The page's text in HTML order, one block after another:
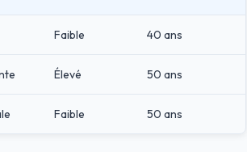
Faible 40 ans
Élevé 50 ans
Faible 50 ans